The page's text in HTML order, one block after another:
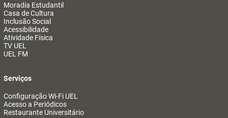
Moradia Estudantil
Casa de Cultura
Inclusão Social
Acessibilidade
Atividade Física
TV UEL
UEL FM
Serviços
Configuração Wi-Fi UEL
Acesso a Periódicos
Restaurante Universitário